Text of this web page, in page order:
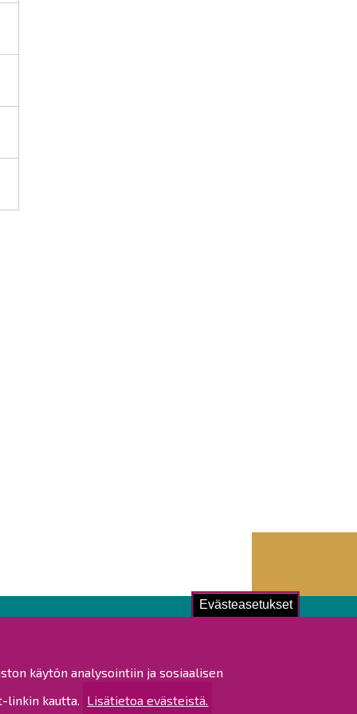
Evästeasetukset
käytön analysointiin ja sosiaalisen
linkin kautta.
Lisätietoa evästeistä.
ja pöytäkirjat